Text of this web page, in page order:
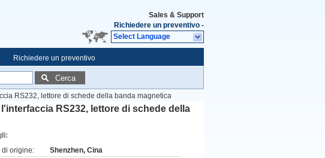
Sales & Support
Richiedere un preventivo -
Select Language
Richiedere un preventivo
Cerca
RS232, lettore di schede della banda magnetica
RS232, lettore di schede della
di origine:
Shenzhen, Cina